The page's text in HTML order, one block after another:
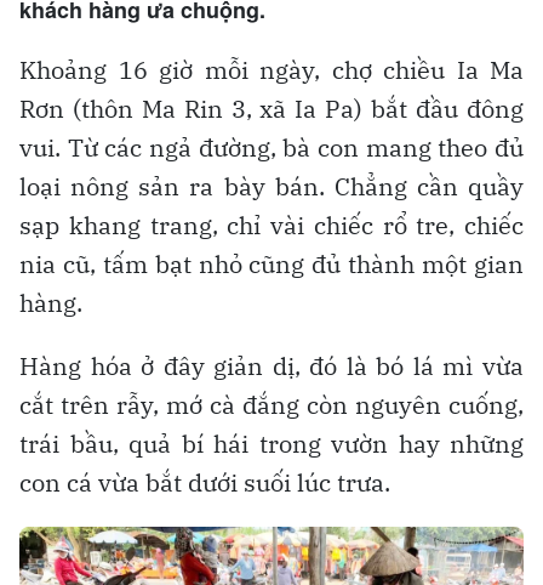
khách hàng ưa chuộng.
Khoảng 16 giờ mỗi ngày, chợ chiều Ia Ma
Rơn (thôn Ma Rin 3, xã Ia Pa) bắt đầu đông
vui. Từ các ngả đường, bà con mang theo đủ
loại nông sản ra bày bán. Chẳng cần quầy
sạp khang trang, chỉ vài chiếc rổ tre, chiếc
nia cũ, tấm bạt nhỏ cũng đủ thành một gian
hàng.
Hàng hóa ở đây giản dị, đó là bó lá mì vừa
cắt trên rẫy, mớ cà đắng còn nguyên cuống,
trái bầu, quả bí hái trong vườn hay những
con cá vừa bắt dưới suối lúc trưa.